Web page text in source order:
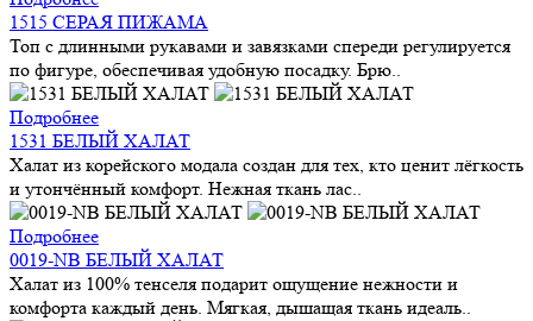
1515 СЕРАЯ ПИЖАМА
Топ с длинными рукавами и завязками спереди регулируется
по фигуре, обеспечивая удобную посадку. Брю..
Подробнее
1531 БЕЛЫЙ ХАЛАТ
Халат из корейского модала создан для тех, кто ценит лёгкость
и утончённый комфорт. Нежная ткань лас..
Подробнее
0019-NB БЕЛЫЙ ХАЛАТ
Халат из 100% тенселя подарит ощущение нежности и
комфорта каждый день. Мягкая, дышащая ткань идеаль..